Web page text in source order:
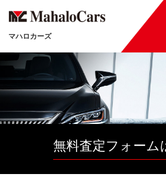
マハロカーズ
無料査定フォーム